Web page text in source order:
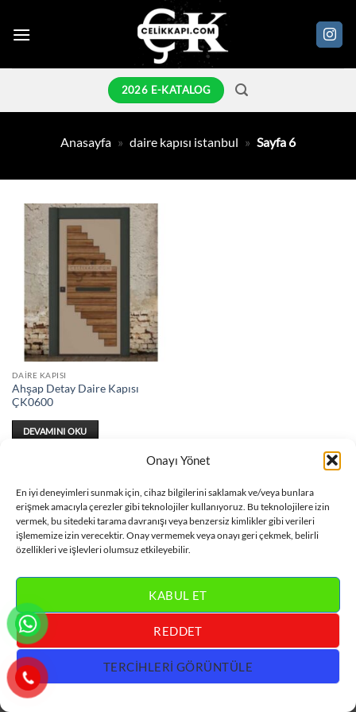
Onayı Yönet
En iyi deneyimleri sunmak için, cihaz bilgilerini saklamak ve/veya bunlara
erişmek amacıyla çerezler gibi teknolojiler kullanıyoruz. Bu teknolojilere izin
vermek, bu sitedeki tarama davranışı veya benzersiz kimlikler gibi verileri
işlememize izin verecektir. Onay vermemek veya onayı geri çekmek, belirli
özellikleri ve işlevleri olumsuz etkileyebilir.
KABUL ET
REDDET
TERCIHLERI GÖRÜNTÜLE
atla
2026 E-KATALOG
Anasayfa » daire kapısı istanbul » Sayfa 6
DAIRE KAPISI
Ahşap Detay Daire Kapısı
ÇK0600
DEVAMINI OKU
Villa Kapısı Visa MasterCard
Bank
Transfer
Credit
Card
İLETİŞİM :0 533 318 60 78